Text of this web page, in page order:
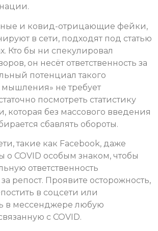
и ковид-отрицающие фейки,
в сети, подходят под статью
Кто бы ни спекулировал
он несёт ответственность за
потенциал такого
мышления» не требует
посмотреть статистику
которая без массового введения
сбавлять обороты.
такие как Facebook, даже
о COVID особым знаком, чтобы
ответственность
репост. Проявите осторожность,
в соцсети или
в мессенджере любую
с COVID.